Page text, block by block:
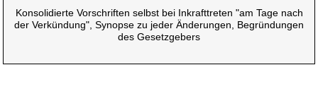
Konsolidierte Vorschriften selbst bei Inkrafttreten "am Tage nach
der Verkündung", Synopse zu jeder Änderungen, Begründungen
des Gesetzgebers